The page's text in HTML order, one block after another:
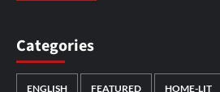
Categories
ENGLISH FEATURED HOME-LIT